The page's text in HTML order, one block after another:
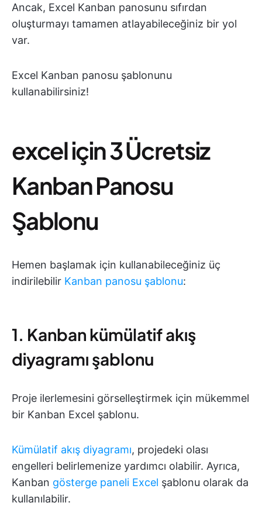
Ancak, Excel Kanban panosunu sıfırdan
oluşturmayı tamamen atlayabileceğiniz bir yol
var.
Excel Kanban panosu şablonunu
kullanabilirsiniz!
excel için 3 Ücretsiz
Kanban Panosu
Şablonu
Hemen başlamak için kullanabileceğiniz üç
indirilebilir Kanban panosu şablonu:
1. Kanban kümülatif akış
diyagramı şablonu
Proje ilerlemesini görselleştirmek için mükemmel
bir Kanban Excel şablonu.
Kümülatif akış diyagramı, projedeki olası
engelleri belirlemenize yardımcı olabilir. Ayrıca,
Kanban gösterge paneli Excel şablonu olarak da
kullanılabilir.